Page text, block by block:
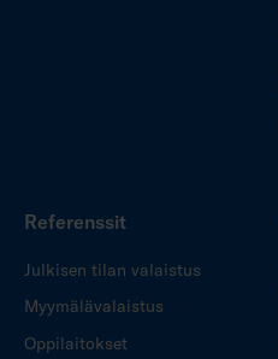
Referenssit
Julkisen tilan valaistus
Myymälävalaistus
Oppilaitokset